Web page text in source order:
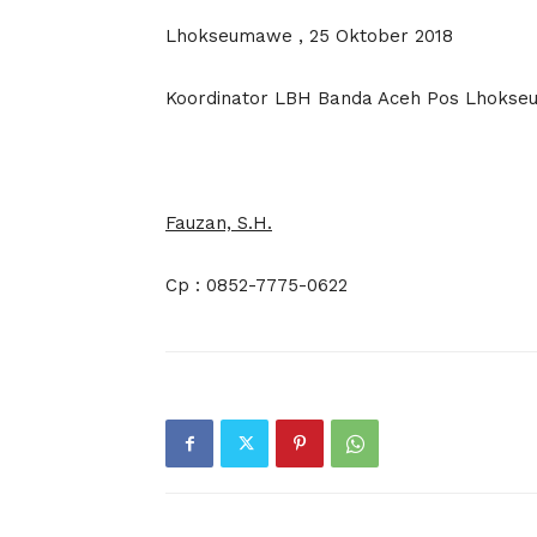
Lhokseumawe , 25 Oktober 2018
Koordinator LBH Banda Aceh Pos
Fauzan, S.H.
Cp : 0852-7775-0622